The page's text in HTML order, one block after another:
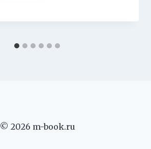
© 2026 m-book.ru